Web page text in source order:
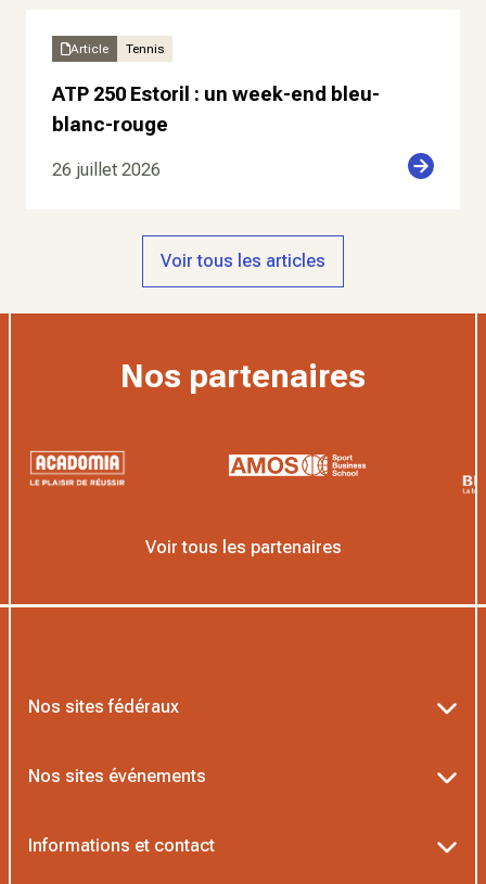
Article Tennis
ATP 250 Estoril : un week-end bleu-
blanc-rouge
26 juillet 2026
Voir tous les articles
Nos partenaires
Voir tous les partenaires
Nos sites fédéraux
Nos sites événements
Informations et contact